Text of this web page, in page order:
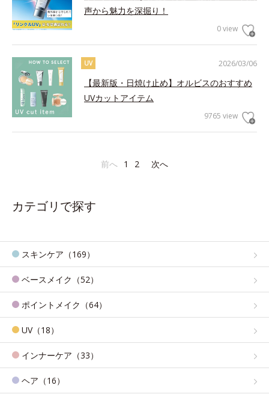
声から魅力を深掘り！
0 view
2026/03/06
UV
【最新版・日焼け止め】オルビスのおすすめ
UVカットアイテム
9765 view
前へ 1 2 次へ
カテゴリで探す
スキンケア（169）
ベースメイク（52）
ポイントメイク（64）
UV（18）
インナーケア（33）
ヘア（16）